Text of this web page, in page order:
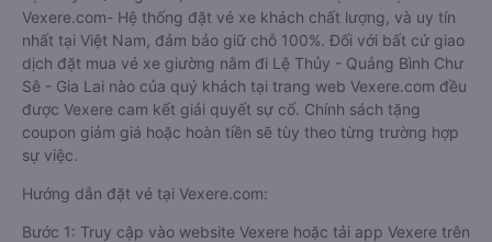
Vexere.com- Hệ thống đặt vé xe khách chất lượng, và uy tín
nhất tại Việt Nam, đảm bảo giữ chỗ 100%. Đối với bất cứ giao
dịch đặt mua vé xe giường nằm đi Lệ Thủy - Quảng Bình Chư
Sê - Gia Lai nào của quý khách tại trang web Vexere.com đều
được Vexere cam kết giải quyết sự cố. Chính sách tặng
coupon giảm giá hoặc hoàn tiền sẽ tùy theo từng trường hợp
sự việc.
Hướng dẫn đặt vé tại Vexere.com:
Bước 1: Truy cập vào website Vexere hoặc tải app Vexere trên